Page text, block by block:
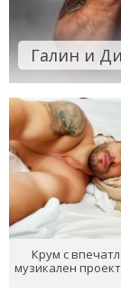
Галин и
Крум с
музикален